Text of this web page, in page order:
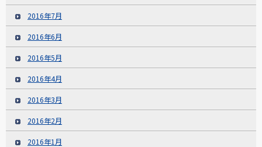
2016年7月
2016年6月
2016年5月
2016年4月
2016年3月
2016年2月
2016年1月